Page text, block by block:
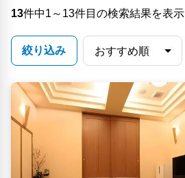
13件中1～13件目の検索結果を表示
絞り込み